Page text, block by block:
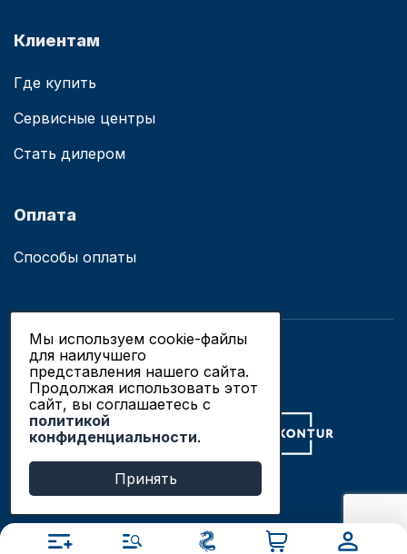
Клиентам
Где купить
Сервисные центры
Стать дилером
Оплата
Способы оплаты
© 2019 - 2026 ООО «Сианово»
Политика конфиденциальности
Разработка сайтов в Новосибирске
Продвижение сайтов
Мы используем cookie-файлы
для наилучшего
представления нашего сайта.
Продолжая использовать этот
сайт, вы соглашаетесь c
политикой
конфиденциальности.
Принять